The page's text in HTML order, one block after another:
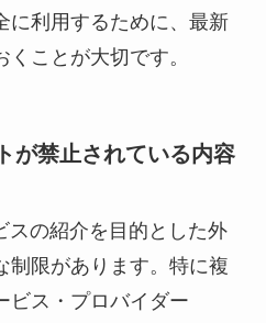
に利用するために、最新
ことが大切です。
が禁止されている内容
スの紹介を目的とした外
制限があります。特に複
ビス・プロバイダー